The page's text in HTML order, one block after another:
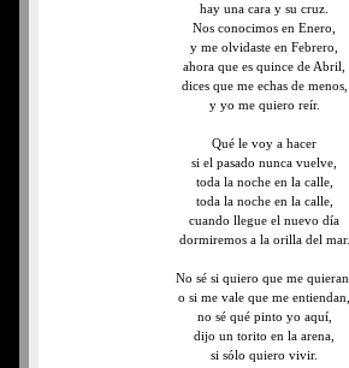
hay una cara y su cruz.
Nos conocimos en Enero,
y me olvidaste en Febrero,
ahora que es quince de Abril,
dices que me echas de menos,
y yo me quiero reír.
Qué le voy a hacer
si el pasado nunca vuelve,
toda la noche en la calle,
toda la noche en la calle,
cuando llegue el nuevo día
dormiremos a la orilla del mar.
No sé si quiero que me quieran,
o si me vale que me entiendan,
no sé qué pinto yo aquí,
dijo un torito en la arena,
si sólo quiero vivir.